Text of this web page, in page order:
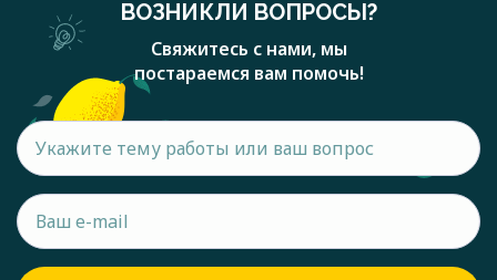
ВОЗНИКЛИ ВОПРОСЫ?
Свяжитесь с нами, мы
постараемся вам помочь!